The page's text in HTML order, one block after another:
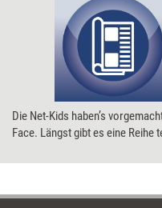
Die Net-Kids haben’s
Face. Längst gibt es eine Reihe
Cyberspace möglich machen.
Teamwork.